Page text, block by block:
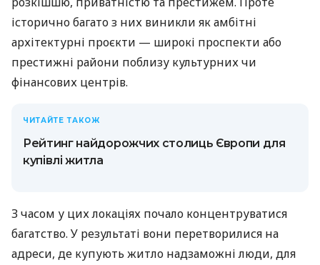
історично багато з них виникли як амбітні
архітектурні проєкти — широкі проспекти або
престижні райони поблизу культурних чи
фінансових центрів.
ЧИТАЙТЕ ТАКОЖ
Рейтинг найдорожчих столиць Європи для
купівлі житла
З часом у цих локаціях почало концентруватися
багатство. У результаті вони перетворилися на
адреси, де купують житло надзаможні люди, для